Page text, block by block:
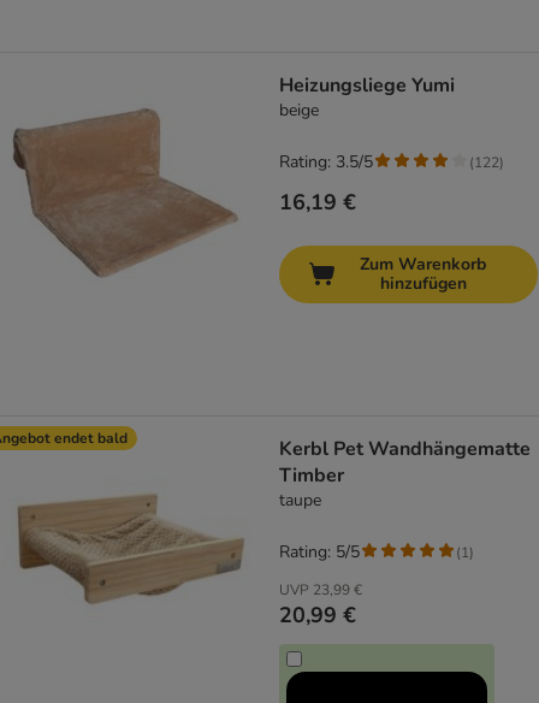
Heizungsliege Yumi
beige
16,19 €
Rating: 3.5/5 (122)
Zum Warenkorb
hinzufügen
endet bald
Kerbl Pet Wandhängematte
Timber
taupe
UVP 23,99 €
20,99 €
Rating: 5/5 (1)